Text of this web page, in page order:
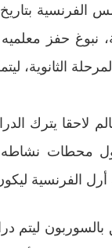
نبوغ حفز
الثانوية،
لاحقا يترك
محطات نشاطه
أرل الفرنسية
ليتم